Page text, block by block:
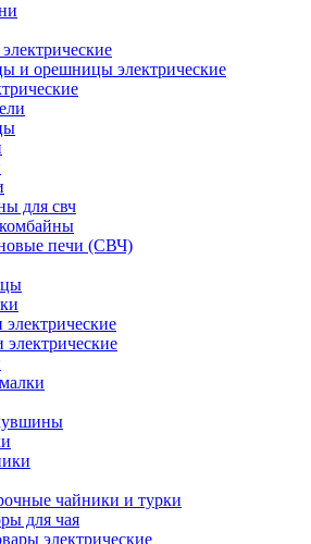
и орешницы электрические
для свч
печи (СВЧ)
чайники и турки
для чая
электрические